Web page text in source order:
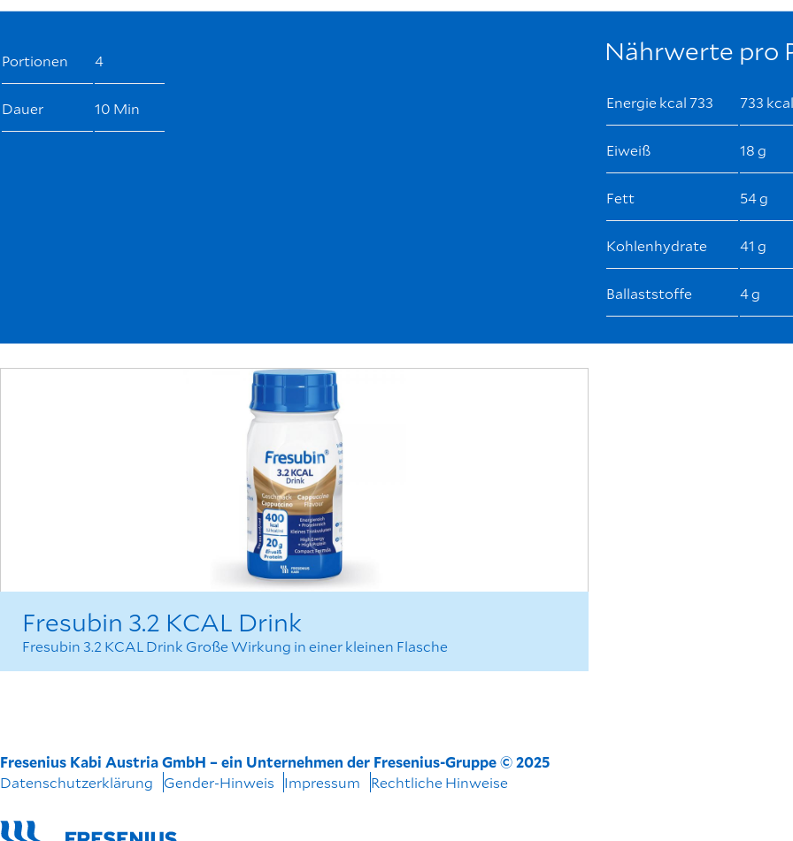
Portionen 4
Dauer 10 Min
Nährwerte pro
Energie kcal 733 733 kcal
Eiweiß 18 g
Fett 54 g
Kohlenhydrate 41 g
Ballaststoffe 4 g
Fresubin 3.2 KCAL Drink
Fresubin 3.2 KCAL Drink Große Wirkung in einer kleinen Flasche
Fresenius Kabi Austria GmbH – ein Unternehmen der Fresenius-Gruppe © 2025
Datenschutzerklärung
Gender-Hinweis Impressum Rechtliche Hinweise